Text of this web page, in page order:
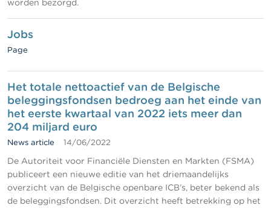
worden bezorgd.
Jobs
Page
Het totale nettoactief van de Belgische
beleggingsfondsen bedroeg aan het einde van
het eerste kwartaal van 2022 iets meer dan
204 miljard euro
News article 14/06/2022
De Autoriteit voor Financiële Diensten en Markten (FSMA)
publiceert een nieuwe editie van het driemaandelijks
overzicht van de Belgische openbare ICB’s, beter bekend als
de beleggingsfondsen. Dit overzicht heeft betrekking op het